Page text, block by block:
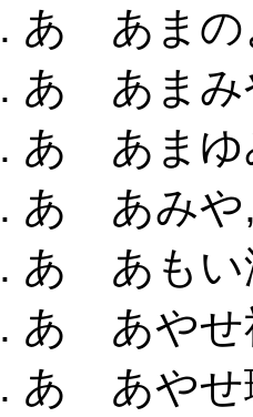
あ あまの
あ あまみ
あ あま
あ あみや
あ あも
あ あやせ
あ あやせ